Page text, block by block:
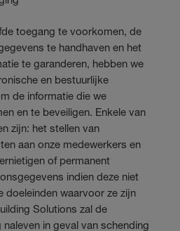
toegang te voorkomen, de
te handhaven en het
te garanderen, hebben we
en bestuurlijke
de informatie die we
en te beveiligen. Enkele van
zijn: het stellen van
aan onze medewerkers en
of permanent
indien deze niet
doeleinden waarvoor ze zijn
Solutions zal de
in geval van schending